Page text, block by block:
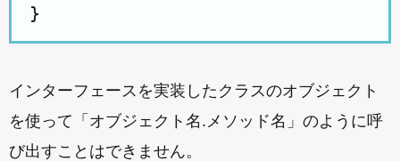
インターフェースを実装したクラスのオブジェクト
を使って「オブジェクト名.メソッド名」のように呼
び出すことはできません。